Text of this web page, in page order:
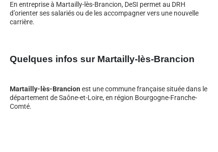
En entreprise à Martailly-lès-Brancion, DeSI permet au DRH
d’orienter ses salariés ou de les accompagner vers une nouvelle
carrière.
Quelques infos sur Martailly-lès-Brancion
Martailly-lès-Brancion est une commune française située dans le
département de Saône-et-Loire, en région Bourgogne-Franche-
Comté.